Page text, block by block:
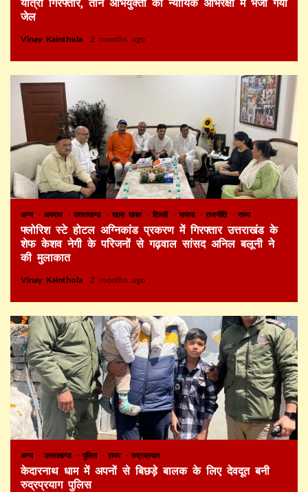
यात्री गिरफ्तार, तीन अभियुक्तों को न्यायिक अभिरक्षा में भेजा गया
जेल
Vinay Kainthola 2 months ago
अन्य अपराध उत्तराखण्ड खास खबर दिल्ली भाजपा राजनीति राज्य
फ्लोरिश स्टे होटल अग्निकांड प्रकरण में गिरफ्तार उत्तराखंड के
शेफ केशव नेगी के परिजनों से गढ़वाल सांसद अनिल बलूनी ने
की मुलाकात
Vinay Kainthola 2 months ago
अन्य उत्तराखण्ड पुलिस राज्य रुद्रप्रयाग
केदारनाथ धाम में अपनों से बिछड़े बालक के लिए देवदूत बनी
रुद्रप्रयाग पुलिस